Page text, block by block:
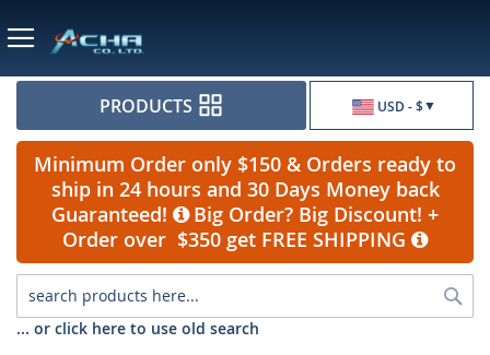
USD - $
PRODUCTS
Minimum Order only $150 & Orders ready to
ship in 24 hours and 30 Days Money back
Guaranteed!
Big Order? Big Discount! +
Order over $350 get FREE SHIPPING
... or click here to use old search